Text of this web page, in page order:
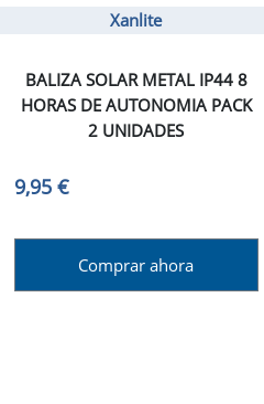
Xanlite
BALIZA SOLAR METAL IP44 8
HORAS DE AUTONOMIA PACK
2 UNIDADES
9,95 €
Comprar ahora